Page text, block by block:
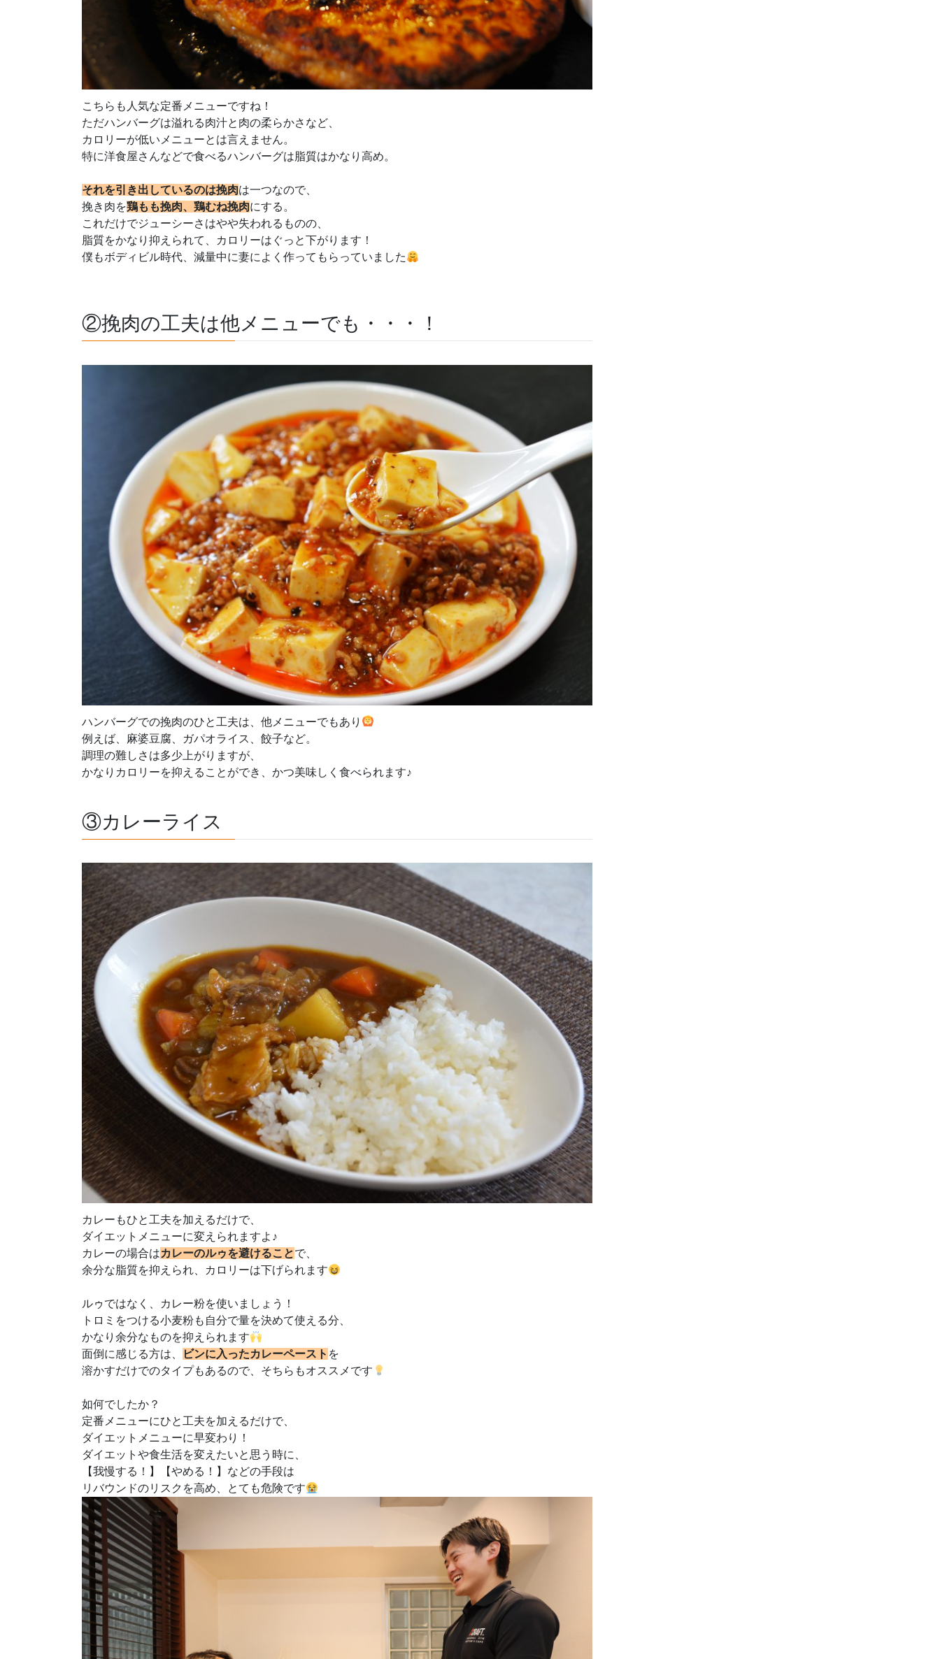
こちらも人気な定番メニューですね！
ただハンバーグは溢れる肉汁と肉の柔らかさなど、
カロリーが低いメニューとは言えません。
特に洋食屋さんなどで食べるハンバーグは脂質はかなり高め。
それを引き出しているのは挽肉は一つなので、
挽き肉を鶏もも挽肉、鶏むね挽肉にする。
これだけでジューシーさはやや失われるものの、
脂質をかなり抑えられて、カロリーはぐっと下がります！
僕もボディビル時代、減量中に妻によく作ってもらっていました
②挽肉の工夫は他メニューでも・・・！
ハンバーグでの挽肉のひと工夫は、他メニューでもあり
例えば、麻婆豆腐、ガパオライス、餃子など。
調理の難しさは多少上がりますが、
かなりカロリーを抑えることができ、かつ美味しく食べられます♪
③カレーライス
カレーもひと工夫を加えるだけで、
ダイエットメニューに変えられますよ♪
カレーの場合はカレーのルゥを避けることで、
余分な脂質を抑えられ、カロリーは下げられます
ルゥではなく、カレー粉を使いましょう！
トロミをつける小麦粉も自分で量を決めて使える分、
かなり余分なものを抑えられます
面倒に感じる方は、
ビンに入ったカレーペースト を
溶かすだけでのタイプもあるので、そちらもオススメです
如何でしたか？
定番メニューにひと工夫を加えるだけで、
ダイエットメニューに早変わり！
ダイエットや食生活を変えたいと思う時に、
【我慢する！】【やめる！】などの手段は
リバウンドのリスクを高め、とても危険です